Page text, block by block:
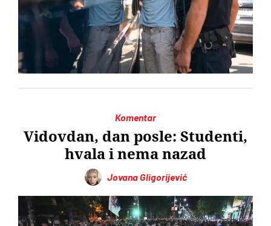
Komentar
Vidovdan, dan posle: Studenti,
hvala i nema nazad
Jovana Gligorijević